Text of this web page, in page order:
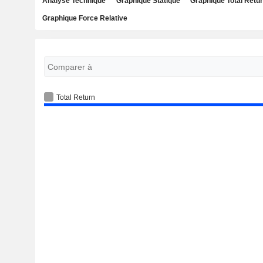
Graphique Force Relative
Total Return